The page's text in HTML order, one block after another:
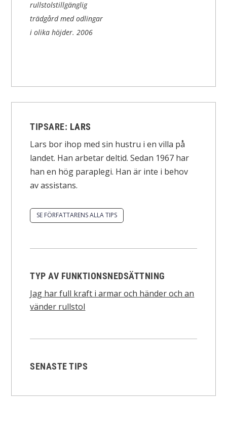
rullstolstillgänglig
trädgård med odlingar
i olika höjder.2006
TIPSARE: LARS
Lars bor ihop med sin hustru i en villa på
landet. Han arbetar deltid. Sedan 1967 har
han en hög paraplegi. Han är inte i behov
av assistans.
SE FÖRFATTARENS ALLA TIPS
TYP AV FUNKTIONSNEDSÄTTNING
Jag har full kraft i armar och händer och an
vänder rullstol
SENASTE TIPS